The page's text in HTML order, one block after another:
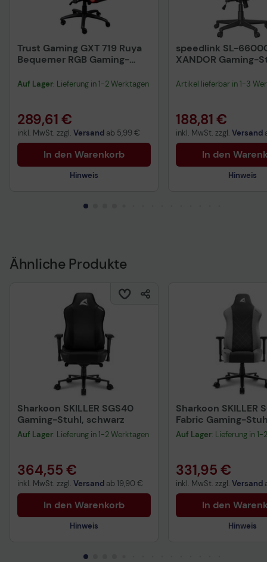
Trust Gaming GXT 719 Ruya
Bequemer RGB Gaming-
Auf Lager: Lieferung in 1-2 Werktagen
289,61 €
inkl. MwSt. zzgl. Versand ab 5,99 €
In den Warenkorb
Hinweis
speedlink SL-
XANDOR Gaming-
Artikel lieferbar in 1-3
188,81 €
inkl. MwSt. zzgl. Versand
In den
Hinweis
Ähnliche Produkte
Sharkoon SKILLER SGS40
Gaming-Stuhl, schwarz
Auf Lager: Lieferung in 1-2 Werktagen
364,55 €
inkl. MwSt. zzgl. Versand ab 19,90 €
In den Warenkorb
Hinweis
Sharkoon SKILLER
Fabric Gaming-
schwarz/grau
Auf Lager: Lieferung in
331,95 €
inkl. MwSt. zzgl. Versand
In den
Hinweis